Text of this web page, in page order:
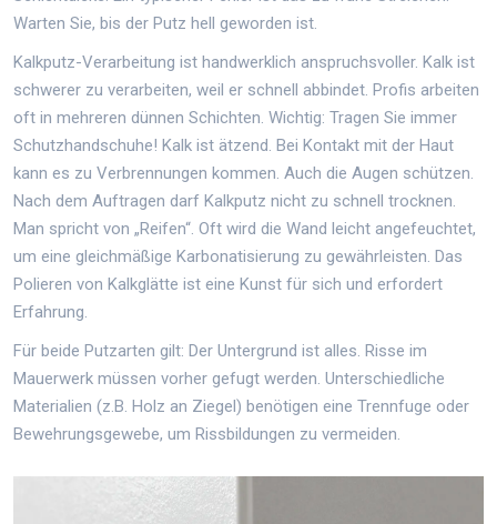
Warten Sie, bis der Putz hell geworden ist.
Kalkputz-Verarbeitung ist handwerklich anspruchsvoller. Kalk ist
schwerer zu verarbeiten, weil er schnell abbindet. Profis arbeiten
oft in mehreren dünnen Schichten. Wichtig: Tragen Sie immer
Schutzhandschuhe! Kalk ist ätzend. Bei Kontakt mit der Haut
kann es zu Verbrennungen kommen. Auch die Augen schützen.
Nach dem Auftragen darf Kalkputz nicht zu schnell trocknen.
Man spricht von „Reifen“. Oft wird die Wand leicht angefeuchtet,
um eine gleichmäßige Karbonatisierung zu gewährleisten. Das
Polieren von Kalkglätte ist eine Kunst für sich und erfordert
Erfahrung.
Für beide Putzarten gilt: Der Untergrund ist alles. Risse im
Mauerwerk müssen vorher gefugt werden. Unterschiedliche
Materialien (z.B. Holz an Ziegel) benötigen eine Trennfuge oder
Bewehrungsgewebe, um Rissbildungen zu vermeiden.